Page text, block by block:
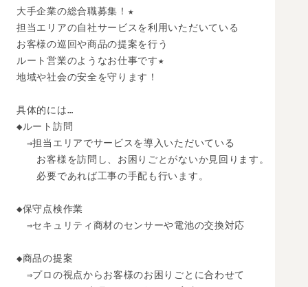
大手企業の総合職募集！★
担当エリアの自社サービスを利用いただいている
お客様の巡回や商品の提案を行う
ルート営業のようなお仕事です★
地域や社会の安全を守ります！
具体的には…
◆ルート訪問
⇒担当エリアでサービスを導入いただいている
お客様を訪問し、お困りごとがないか見回ります。
必要であれば工事の手配も行います。
◆保守点検作業
⇒セキュリティ商材のセンサーや電池の交換対応
◆商品の提案
⇒プロの視点からお客様のお困りごとに合わせて